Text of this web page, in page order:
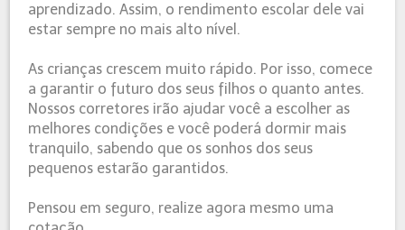
aprendizado. Assim, o rendimento escolar dele vai
estar sempre no mais alto nível.
As crianças crescem muito rápido. Por isso, comece
a garantir o futuro dos seus filhos o quanto antes.
Nossos corretores irão ajudar você a escolher as
melhores condições e você poderá dormir mais
tranquilo, sabendo que os sonhos dos seus
pequenos estarão garantidos.
Pensou em seguro, realize agora mesmo uma